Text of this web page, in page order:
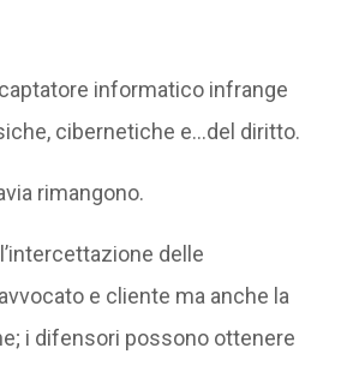
informatico infrange
cibernetiche e…del diritto.
rimangono.
delle
e cliente ma anche la
i difensori possono ottenere